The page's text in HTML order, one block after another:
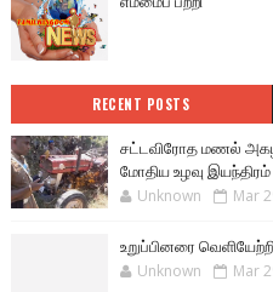
RECENT POSTS
சட்டவிரோத மணல்
மோதிய உழவு இயந்திரம்
Unknown Mar
உறுப்பினரை
Unknown Mar